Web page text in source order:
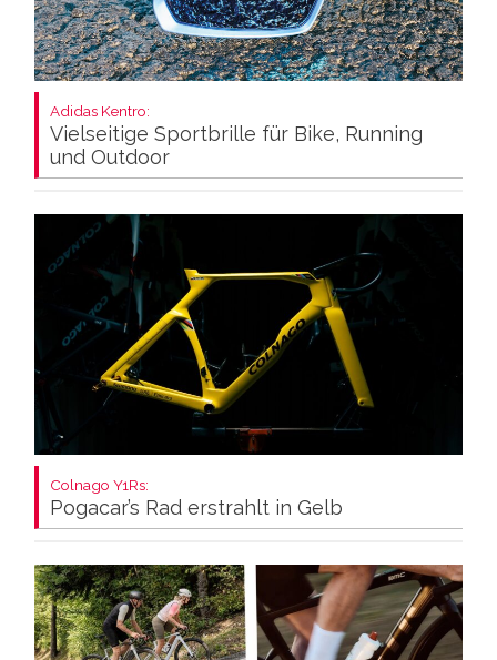
Adidas Kentro:
Vielseitige Sportbrille für Bike, Running
und Outdoor
Colnago Y1Rs:
Pogacar’s Rad erstrahlt in Gelb